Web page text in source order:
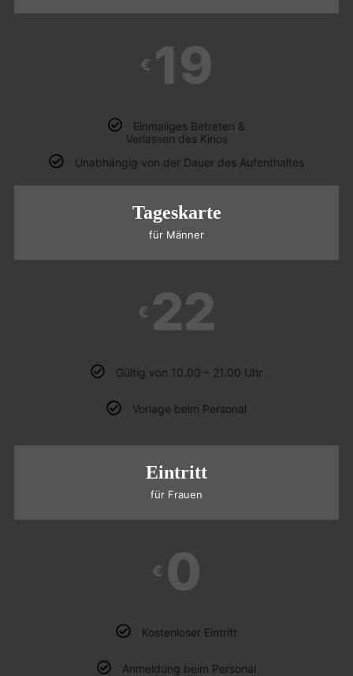
€ 19
Einmaliges Betreten &
Verlassen des Kinos
Unabhängig von der Dauer des Aufenthaltes
Tageskarte
für Männer
€ 22
Gültig von 10.00 – 21.00 Uhr
Vorlage beim Personal
Eintritt
für Frauen
€ 0
Kostenloser Eintritt
Anmeldung beim Personal